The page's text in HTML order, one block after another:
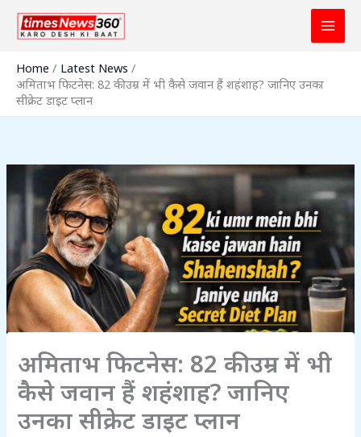
Skip
Home
Latest News
अमिताभ फिटनेस: 82 की उम्र में भी कैसे जवान हैं शहंशाह? जानिए उनका
सीक्रेट डाइट प्लान
अमिताभ फिटनेस: 82 की उम्र में भी
कैसे जवान हैं शहंशाह? जानिए
उनका सीक्रेट डाइट प्लान